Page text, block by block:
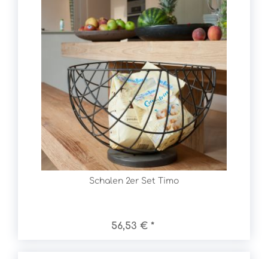
Schalen 2er Set Timo
56,53 € *